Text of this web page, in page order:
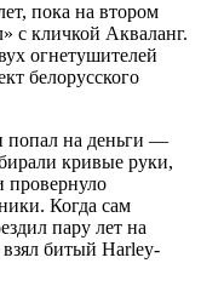
пока на втором
с кличкой Акваланг.
огнетушителей
белорусского
попал на деньги —
кривые руки,
провернуло
Когда сам
пару лет на
битый Harley-